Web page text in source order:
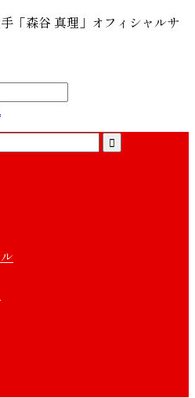
「森谷 真理」オフィシャルサ